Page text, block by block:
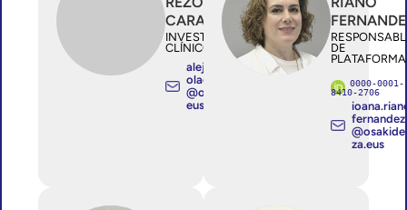
CARASUSAN
INVESTIGADOR/A
CLÍNICO ESTABLE
alejandro.rez
olacarasusan
@osakidetza.
eus
DE
0000-0001-
8410-2706
fernandez
za.eus